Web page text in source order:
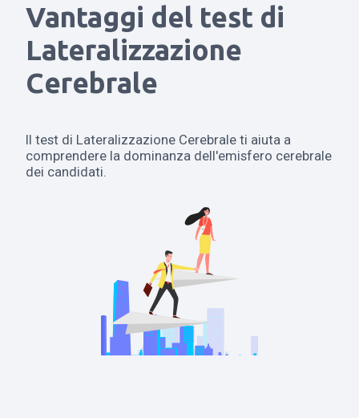
Vantaggi del test di
Lateralizzazione
Cerebrale
Il test di Lateralizzazione Cerebrale ti aiuta a
comprendere la dominanza dell'emisfero cerebrale
dei candidati.